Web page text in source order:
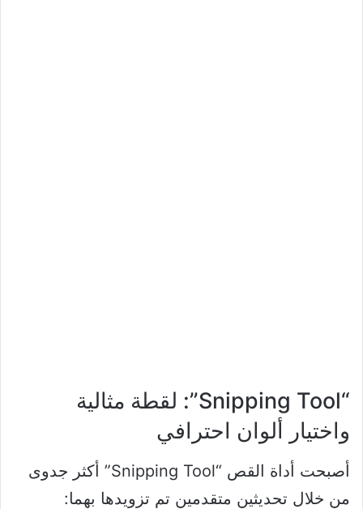
“Snipping Tool”: لقطة مثالية
واختيار ألوان احترافي
أصبحت أداة القص “Snipping Tool” أكثر جدوى
من خلال تحديثين متقدمين تم تزويدها بهما: